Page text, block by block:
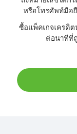
หรือโทรศัพท์มือถื
ซื้อแพ็คเกจเครดิต
ต่อนาทีที่